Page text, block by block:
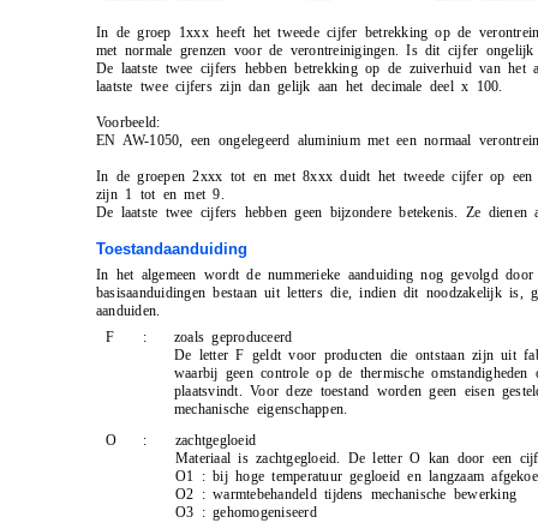
In de groep 1xxx heeft het tweede cijfer betrekking op de
met normale grenzen voor de verontreinigingen. Is dit cijfer
De laatste twee cijfers hebben betrekking op de zuiverhuid van
laatste twee cijfers zijn dan gelijk aan het decimale deel x 100.
Voorbeeld:
EN AW-1050, een ongelegeerd aluminium met een normaal
In de groepen 2xxx tot en met 8xxx duidt het tweede cijfer op een
zijn 1 tot en met 9.
De laatste twee cijfers hebben geen bijzondere betekenis. Ze
Toestandaanduiding
In het algemeen wordt de nummerieke aanduiding nog gevolgd
basisaanduidingen bestaan uit letters die, indien dit noodzakelijk
aanduiden.
F
:
zoals geproduceerd
De letter F geldt voor producten die ontstaan zijn uit
waarbij geen controle op de thermische
plaatsvindt. Voor deze toestand worden geen eisen
mechanische eigenschappen.
O
:
zachtgegloeid
Materiaal is zachtgegloeid. De letter O kan door een
O1 : bij hoge temperatuur gegloeid en langzaam
O2 : warmtebehandeld tijdens mechanische bewerking
O3 : gehomogeniseerd